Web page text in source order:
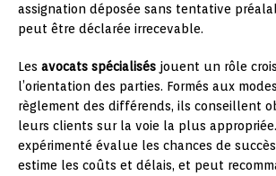
assignation déposée sans tentative
peut être déclarée irrecevable.
Les avocats spécialisés jouent un rôle
l’orientation des parties. Formés aux
règlement des différends, ils conseillent
leurs clients sur la voie la plus
expérimenté évalue les chances de
estime les coûts et délais, et peut